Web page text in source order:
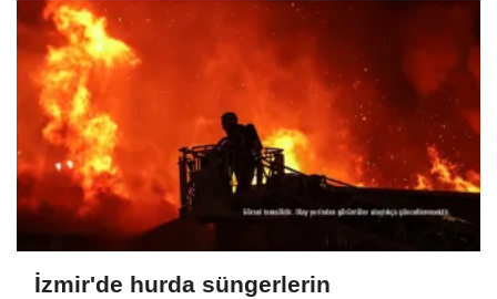
İzmir'de hurda süngerlerin